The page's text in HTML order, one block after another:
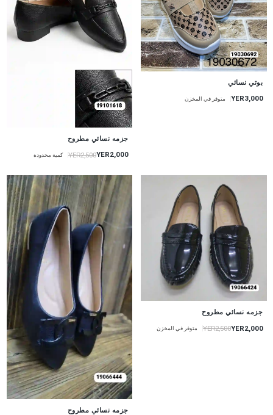
بوتي نسائي
YER3,000 متوفر في المخزن
جزمه نسائي مطروح
YER2,000
YER2,500 كمية محدودة
جزمه نسائي مطروح
YER2,000
YER2,500 متوفر في المخزن
جزمه نسائي مطروح